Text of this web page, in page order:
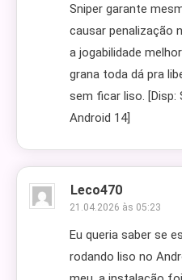
Sniper garante
causar penalização
a jogabilidade
grana toda dá pra
sem ficar liso. [Disp:
Android 14]
Leco470
21.04.2026 às 05:23
Eu queria saber se
rodando liso no